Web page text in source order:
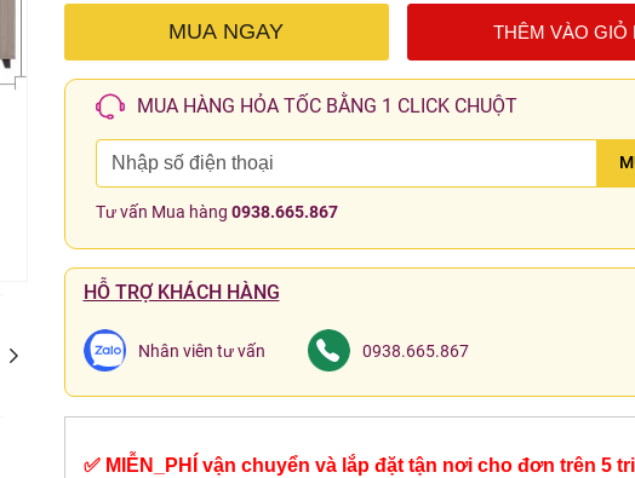
MUA NGAY THÊM VÀO GIỎ
MUA HÀNG HỎA TỐC BẰNG 1 CLICK CHUỘT
Tư vấn Mua hàng 0938.665.867
HỖ TRỢ KHÁCH HÀNG
Nhân viên tư vấn 0938.665.867
✅ MIỄN_PHÍ vận chuyển và lắp đặt tận nơi cho đơn trên 5